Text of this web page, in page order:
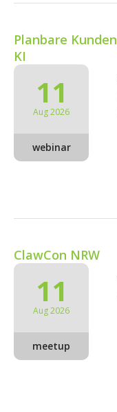
Planbare
KI
11
Aug 2026
webinar
ClawCon NRW
11
Aug 2026
meetup